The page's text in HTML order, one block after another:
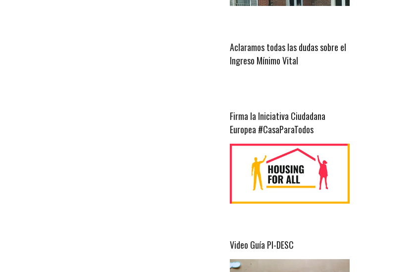
Aclaramos todas las dudas sobre el
Ingreso Mínimo Vital
Firma la Iniciativa Ciudadana
Europea #CasaParaTodos
Video Guía PI-DESC